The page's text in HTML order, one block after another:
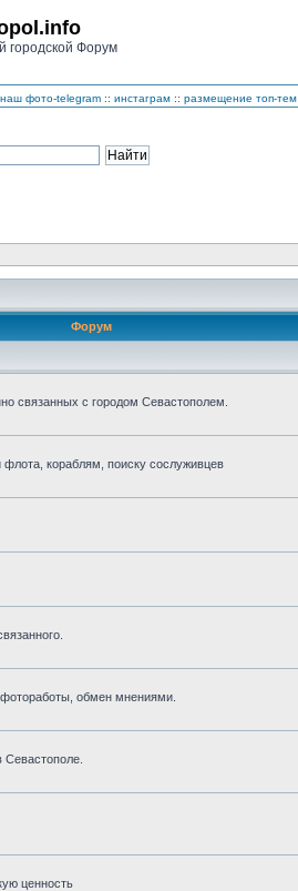
городской Форум
наш фото-telegram :: инстаграм :: размещение топ-тем
Форум
связанных с городом Севастополем.
кораблям, поиску сослуживцев
обмен мнениями.
ценность